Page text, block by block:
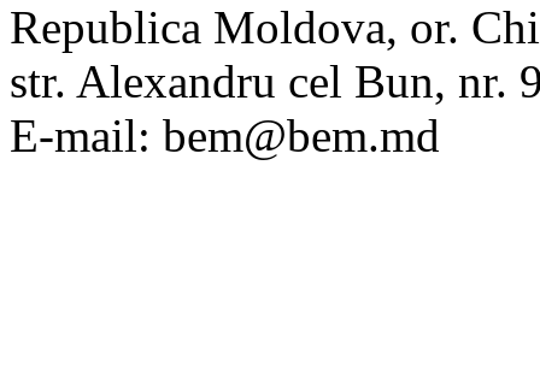
Republica Moldova, or.
str. Alexandru cel Bun, nr.
E-mail: bem@bem.md